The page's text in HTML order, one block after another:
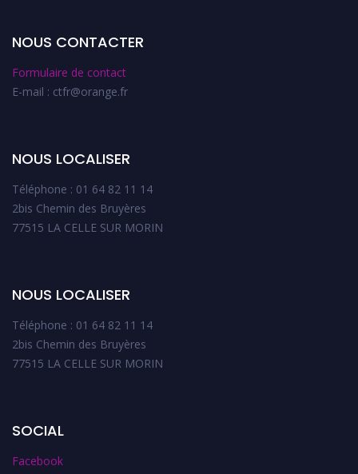
NOUS CONTACTER
Formulaire de contact
E-mail : ctfr@orange.fr
NOUS LOCALISER
Téléphone : 01 64 82 11 14
2bis Chemin des Bruyères
77515 LA CELLE SUR MORIN
NOUS LOCALISER
Téléphone : 01 64 82 11 14
2bis Chemin des Bruyères
77515 LA CELLE SUR MORIN
SOCIAL
Facebook